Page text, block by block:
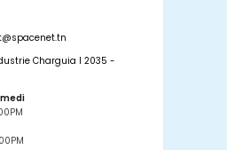
Charguia I 2035 -